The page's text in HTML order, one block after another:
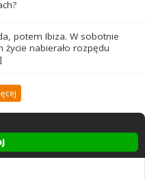
potem Ibiza. W sobotnie
życie nabierało rozpędu